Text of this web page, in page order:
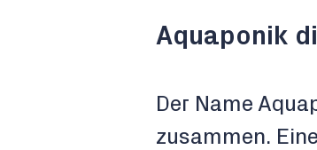
Aquaponik
Der Name
zusammen.